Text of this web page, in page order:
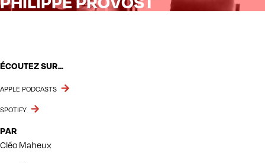
ÉCOUTEZ SUR...
APPLE PODCASTS
SPOTIFY
PAR
Cléo Maheux